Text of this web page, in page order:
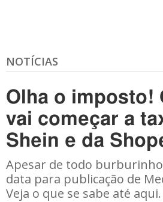
NOTÍCIAS
Olha o imposto!
vai começar a
Shein e da
Apesar de todo
data para publicação de
Veja o que se sabe até aqui.